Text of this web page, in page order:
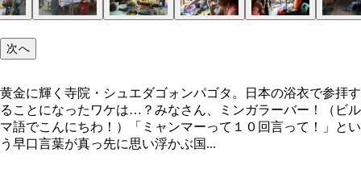
ト「ＴＥＭＰＵＲＡ ＫＩＤＺ」。きゃりーぱみ
ゅのバックダンサーも務めたんだって！ 海外に
広げて頑張っている姿に共感！
http://tempurakidz.asobisystem.com/
次へ
黄金に輝く寺院・シュエダゴォンパゴタ。日本の浴衣で参拝す
ることになったワケは…？みなさん、ミンガラーバー！（ビル
マ語でこんにちわ！）「ミャンマーって１０回言って！」とい
う早口言葉が真っ先に思い浮かぶ国...